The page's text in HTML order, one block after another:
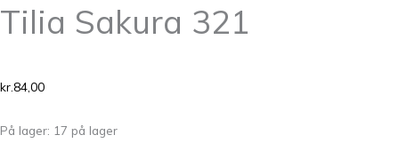
Tilia Sakura 321
kr.84,00
På lager: 17 på lager